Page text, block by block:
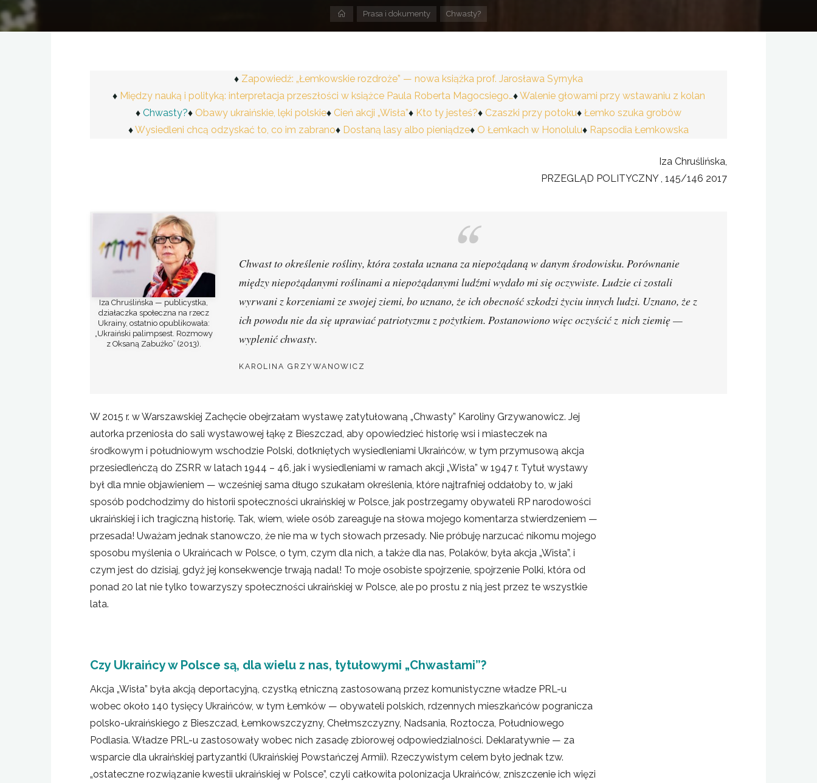
Strona
domowa
Prasa i dokumenty Chwasty?
Zapowiedź: „Łemkowskie rozdroże” — nowa książka prof. Jarosława Syrnyka
Między nauką i polityką: interpretacja przeszłości w książce Paula Roberta Magocsiego…
Walenie głowami przy wstawaniu z kolan
Chwasty?
Obawy ukraińskie, lęki polskie Cień akcji „Wisła” Kto ty jesteś? Czaszki przy potoku
Łemko szuka grobów
Wysiedleni chcą odzyskać to, co im zabrano
Dostaną lasy albo pieniądze O Łemkach w Honolulu Rapsodia Łemkowska
Iza Chruślińska,
PRZEGLĄD POLITYCZNY , 145/146 2017
Iza Chruślińska — publicystka,
działaczka społeczna na rzecz
Ukrainy, ostatnio opublikowała:
„Ukraiński palimpsest. Rozmowy
z Oksaną Zabużko” (2013).
Chwast to określenie rośliny, która została uznana za niepożądaną w danym środowisku. Porównanie
między niepożądanymi roślinami a niepożądanymi ludźmi wydało mi się oczywiste. Ludzie ci zostali
wyrwani z korzeniami ze swojej ziemi, bo uznano, że ich obecność szkodzi życiu innych ludzi. Uznano, że z
ich powodu nie da się uprawiać patriotyzmu z pożytkiem. Postanowiono więc oczyścić z nich ziemię —
wyplenić chwasty.
KAROLINA GRZYWANOWICZ
W 2015 r. w Warszawskiej Zachęcie obejrzałam wystawę zatytułowaną „Chwasty” Karoliny Grzywanowicz. Jej
autorka przeniosła do sali wystawowej łąkę z Bieszczad, aby opowiedzieć historię wsi i miasteczek na
środkowym i południowym wschodzie Polski, dotkniętych wysiedleniami Ukraińców, w tym przymusową akcja
przesiedleńczą do ZSRR w latach 1944 – 46, jak i wysiedleniami w ramach akcji „Wisła” w 1947 r. Tytuł wystawy
był dla mnie objawieniem — wcześniej sama długo szukałam określenia, które najtrafniej oddałoby to, w jaki
sposób podchodzimy do historii społeczności ukraińskiej w Polsce, jak postrzegamy obywateli RP narodowości
ukraińskiej i ich tragiczną historię. Tak, wiem, wiele osób zareaguje na słowa mojego komentarza stwierdzeniem —
przesada! Uważam jednak stanowczo, że nie ma w tych słowach przesady. Nie próbuję narzucać nikomu mojego
sposobu myślenia o Ukraińcach w Polsce, o tym, czym dla nich, a także dla nas, Polaków, była akcja „Wisła”, i
czym jest do dzisiaj, gdyż jej konsekwencje trwają nadal! To moje osobiste spojrzenie, spojrzenie Polki, która od
ponad 20 lat nie tylko towarzyszy społeczności ukraińskiej w Polsce, ale po prostu z nią jest przez te wszystkie
lata.
Czy Ukraińcy w Polsce są, dla wielu z nas, tytułowymi „Chwastami”?
Akcja „Wisła” była akcją deportacyjną, czystką etniczną zastosowaną przez komunistyczne władze PRL-u
wobec około 140 tysięcy Ukraińców, w tym Łemków — obywateli polskich, rdzennych mieszkańców pogranicza
polsko-ukraińskiego z Bieszczad, Łemkowszczyzny, Chełmszczyzny, Nadsania, Roztocza, Południowego
Podlasia. Władze PRL-u zastosowały wobec nich zasadę zbiorowej odpowiedzialności. Deklaratywnie — za
wsparcie dla ukraińskiej partyzantki (Ukraińskiej Powstańczej Armii). Rzeczywistym celem było jednak tzw.
„ostateczne rozwiązanie kwestii ukraińskiej w Polsce”, czyli całkowita polonizacja Ukraińców, zniszczenie ich więzi